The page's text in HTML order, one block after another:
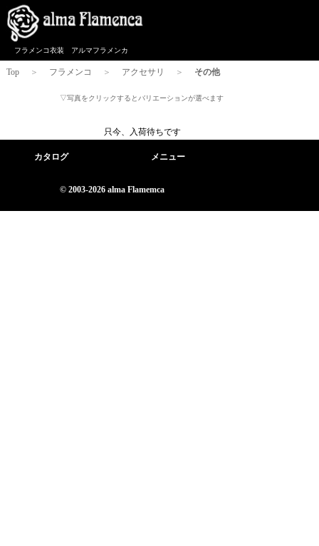
フラメンコ衣装 アルマフラメンカ
Top ＞ フラメンコ ＞ アクセサリ ＞ その他
▽写真をクリックするとバリエーションが選べます
只今、入荷待ちです
カタログ メニュー
© 2003-2026 alma Flamemca